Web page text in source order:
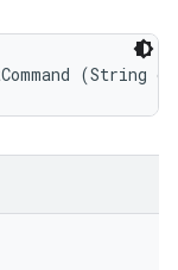
(String